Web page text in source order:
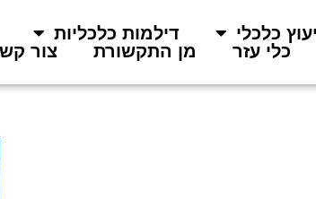
כלכלי דילמות כלכליות
כלי עזר
מן התקשורת צור